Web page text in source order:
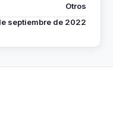
Otros
septiembre de 2022